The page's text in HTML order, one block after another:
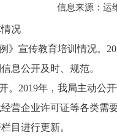
信息来源：运
况
》宣传教育培训情况。
息公开及时、规范。
。2019年，我局主动公
营企业许可证等各类需
目进行更新。